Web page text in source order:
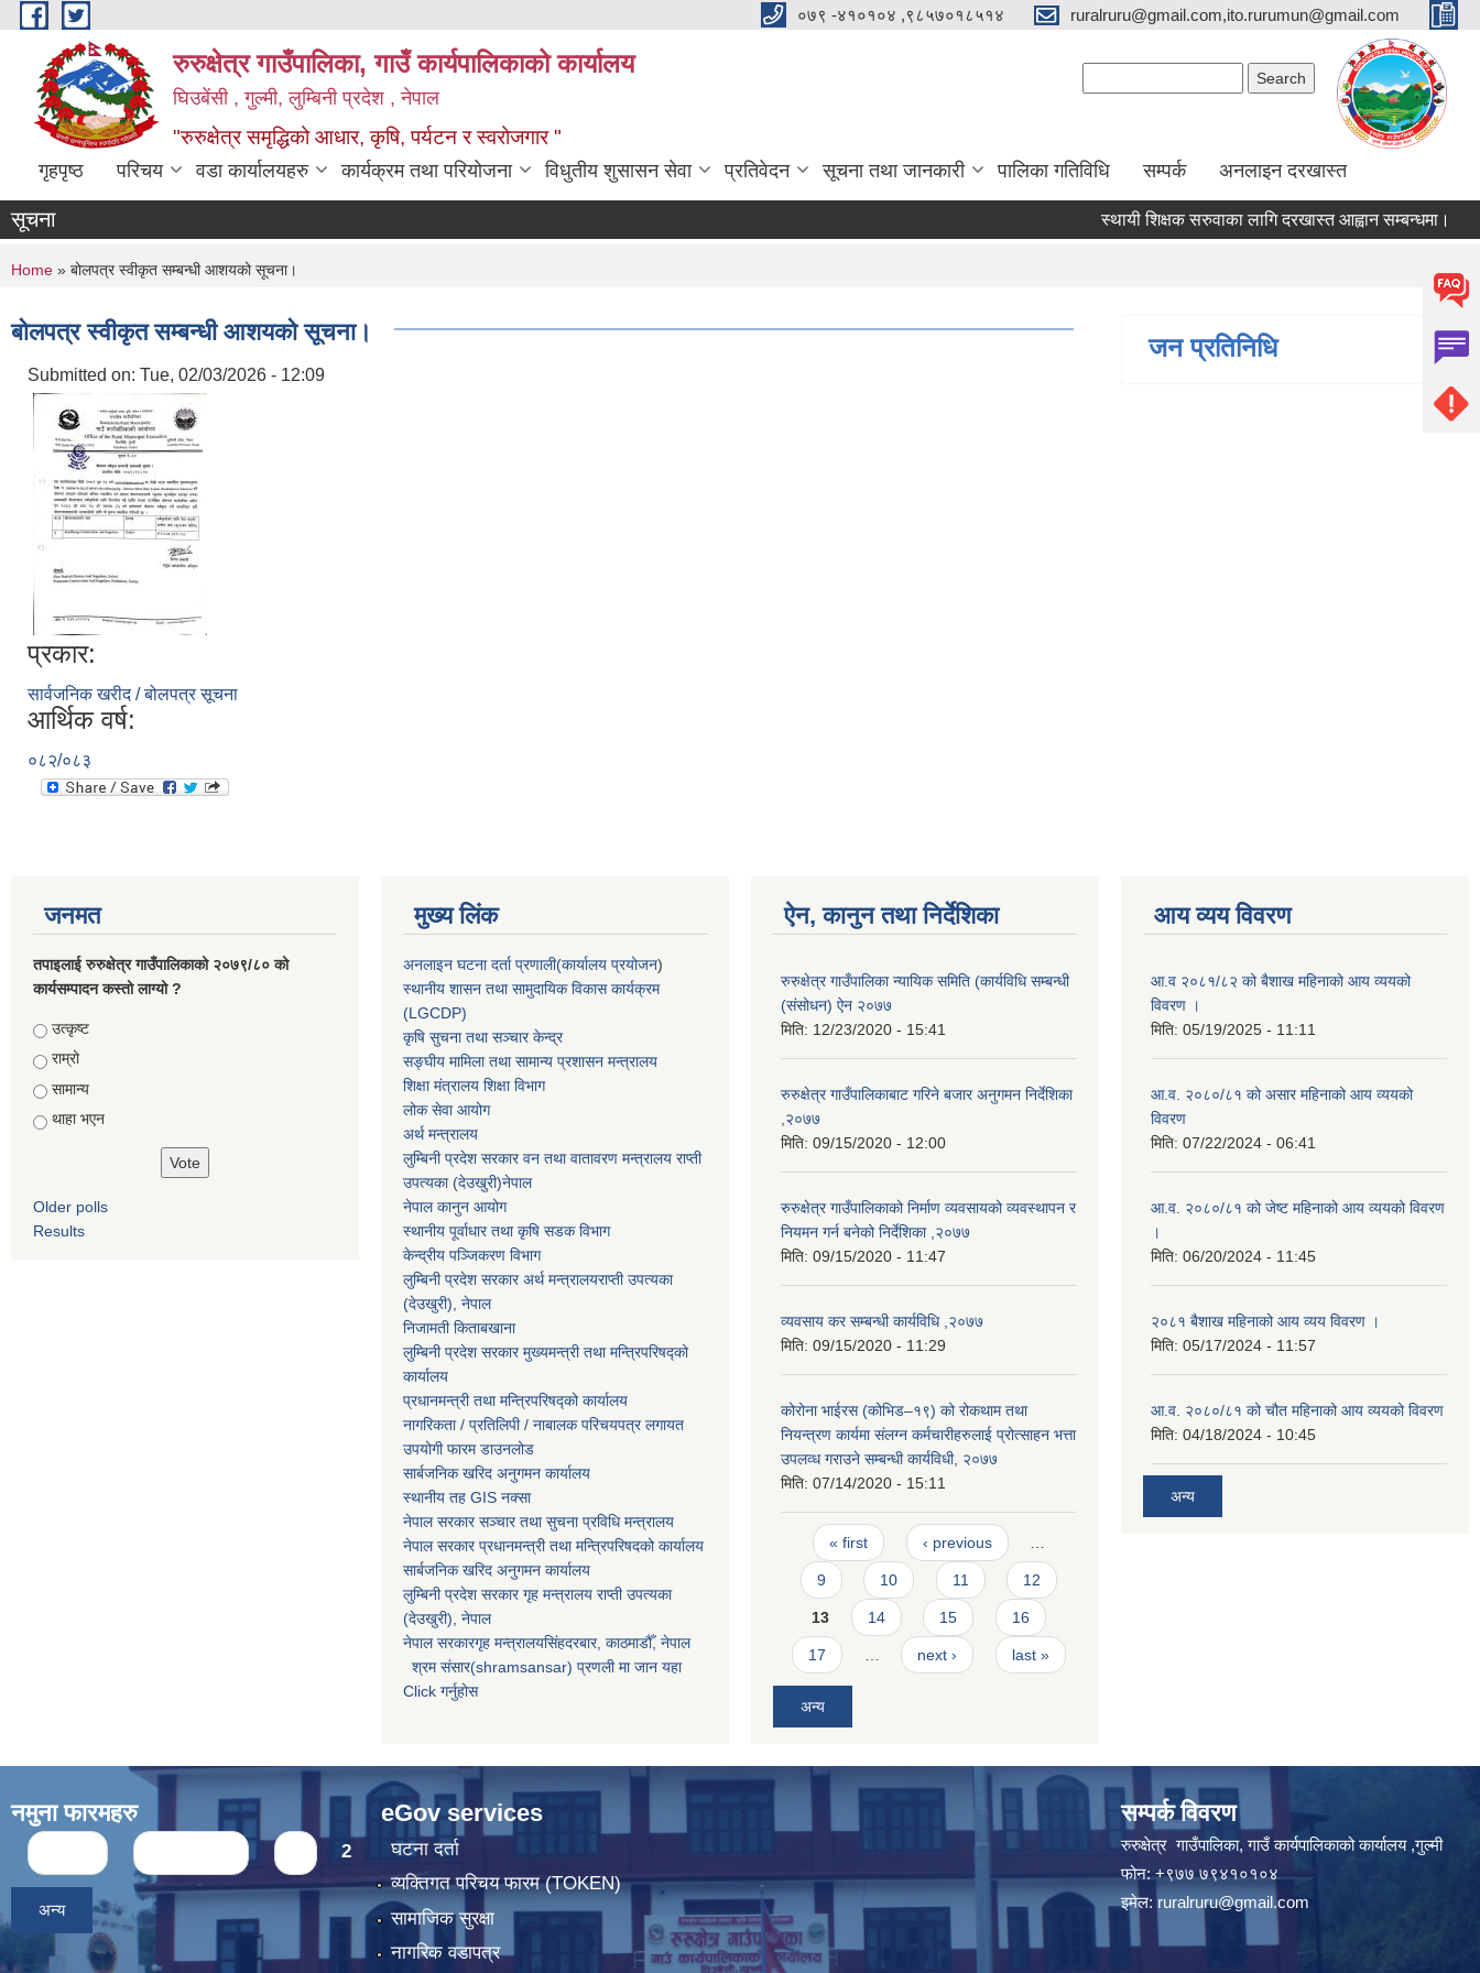
Skip to main content ०७९ -४१०१०४ ,९८५७०१८५१४ ruralruru@gmail.com,ito.rurumun@gmail.com
रुरुक्षेत्र गाउँपालिका, गाउँ कार्यपालिकाको कार्यालय
घिउबेंसी , गुल्मी, लुम्बिनी प्रदेश , नेपाल
"रुरुक्षेत्र समृद्धिको आधार, कृषि, पर्यटन र स्वरोजगार "
गृहपृष्ठ परिचय वडा कार्यालयहरु कार्यक्रम तथा परियोजना विधुतीय शुसासन सेवा प्रतिवेदन सूचना तथा जानकारी पालिका गतिविधि सम्पर्क अनलाइन दरखास्त
सूचना स्थायी शिक्षक सरुवाका लागि दरखास्त आह्वान सम्बन्धमा।
You are here
Home » बोलपत्र स्वीकृत सम्बन्धी आशयको सूचना।
बोलपत्र स्वीकृत सम्बन्धी आशयको सूचना।
Submitted on: Tue, 02/03/2026 - 12:09
प्रकार:
सार्वजनिक खरीद / बोलपत्र सूचना
आर्थिक वर्ष:
०८२/०८३
जन प्रतिनिधि
जनमत
तपाइलाई रुरुक्षेत्र गाउँपालिकाको २०७९/८० को
कार्यसम्पादन कस्तो लाग्यो ?
Choices
उत्कृष्ट
राम्रो
सामान्य
थाहा भएन
Older polls
Results
मुख्य लिंक
अनलाइन घटना दर्ता प्रणाली(कार्यालय प्रयोजन)
स्थानीय शासन तथा सामुदायिक विकास कार्यक्रम
(LGCDP)
कृषि सुचना तथा सञ्चार केन्द्र
सङ्घीय मामिला तथा सामान्य प्रशासन मन्त्रालय
शिक्षा मंत्रालय शिक्षा विभाग
लोक सेवा आयोग
अर्थ मन्त्रालय
लुम्बिनी प्रदेश सरकार वन तथा वातावरण मन्त्रालय राप्ती
उपत्यका (देउखुरी)नेपाल
नेपाल कानुन आयोग
स्थानीय पूर्वाधार तथा कृषि सडक विभाग
केन्द्रीय पञ्जिकरण विभाग
लुम्बिनी प्रदेश सरकार अर्थ मन्त्रालयराप्ती उपत्यका
(देउखुरी), नेपाल
निजामती किताबखाना
लुम्बिनी प्रदेश सरकार मुख्यमन्त्री तथा मन्त्रिपरिषद्को
कार्यालय
प्रधानमन्त्री तथा मन्त्रिपरिषद्को कार्यालय
नागरिकता / प्रतिलिपी / नाबालक परिचयपत्र लगायत
उपयोगी फारम डाउनलोड
सार्बजनिक खरिद अनुगमन कार्यालय
स्थानीय तह GIS नक्सा
नेपाल सरकारसञ्चार तथा सुचना प्रविधि मन्त्रालय
नेपाल सरकार प्रधानमन्त्री तथा मन्त्रिपरिषदको कार्यालय
सार्बजनिक खरिद अनुगमन कार्यालय
लुम्बिनी प्रदेश सरकार गृह मन्त्रालय राप्ती उपत्यका
(देउखुरी), नेपाल
नेपाल सरकारगृह मन्त्रालयसिंहदरबार, काठमाडौँ, नेपाल
श्रम संसार(shramsansar) प्रणली मा जान यहा
Click गर्नुहोस
ऐन, कानुन तथा निर्देशिका
रुरुक्षेत्र गाउँपालिका न्यायिक समिति (कार्यविधि सम्बन्धी
(संसोधन) ऐन २०७७
मिति: 12/23/2020 - 15:41
रुरुक्षेत्र गाउँपालिकाबाट गरिने बजार अनुगमन निर्देशिका
,२०७७
मिति: 09/15/2020 - 12:00
रुरुक्षेत्र गाउँपालिकाको निर्माण व्यवसायको व्यवस्थापन र
नियमन गर्न बनेको निर्देशिका ,२०७७
मिति: 09/15/2020 - 11:47
व्यवसाय कर सम्बन्धी कार्यविधि ,२०७७
मिति: 09/15/2020 - 11:29
कोरोना भाईरस (कोभिड–१९) को रोकथाम तथा
नियन्त्रण कार्यमा संलग्न कर्मचारीहरुलाई प्रोत्साहन भत्ता
उपलव्ध गराउने सम्बन्धी कार्यविधी, २०७७
मिति: 07/14/2020 - 15:11
Pages
« first ‹ previous
9 10 11 12
13 14 15 16
17 next › last »
अन्य
आय व्यय विवरण
आ.व २०८१/८२ को बैशाख महिनाको आय व्ययको
विवरण ।
मिति: 05/19/2025 - 11:11
आ.व. २०८०/८१ को असार महिनाको आय व्ययको
विवरण
मिति: 07/22/2024 - 06:41
आ.व. २०८०/८१ को जेष्ट महिनाको आय व्ययको विवरण
।
मिति: 06/20/2024 - 11:45
२०८१ बैशाख महिनाको आय व्यय विवरण ।
मिति: 05/17/2024 - 11:57
आ.व. २०८०/८१ को चौत महिनाको आय व्ययको विवरण
मिति: 04/18/2024 - 10:45
अन्य
नमुना फारमहरु
Pages 2
अन्य
eGov services
घटना दर्ता
व्यक्तिगत परिचय फारम (TOKEN)
सामाजिक सुरक्षा
नागरिक वडापत्र
सम्पर्क विवरण
रुरुक्षेत्र गाउँपालिका, गाउँ कार्यपालिकाको कार्यालय ,गुल्मी
फोन: +९७७ ७९४१०१०४
इमेल: ruralruru@gmail.com